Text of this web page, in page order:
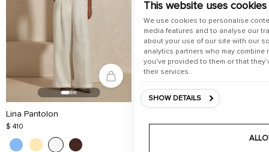
This website uses cookies
We use cookies to personalise
media features and to analyse our
about your use of our site with our
analytics partners who may
you’ve provided to them or that
their services.
SHOW DETAILS
Lina Pantolon
$ 410